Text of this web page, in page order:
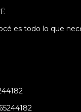
es todo lo que